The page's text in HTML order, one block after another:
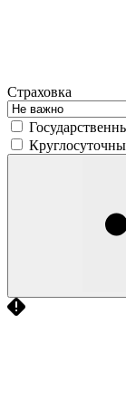
Страховка